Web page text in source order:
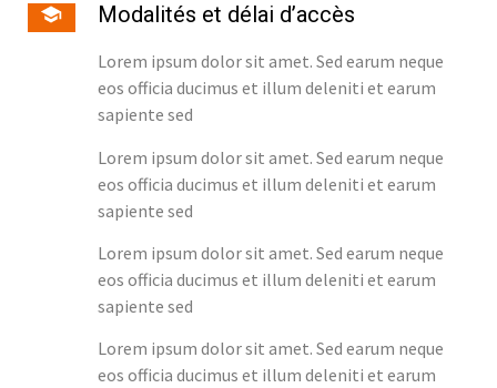
Modalités et délai d’accès
Lorem ipsum dolor sit amet. Sed earum neque
eos officia ducimus et illum deleniti et earum
sapiente sed
Lorem ipsum dolor sit amet. Sed earum neque
eos officia ducimus et illum deleniti et earum
sapiente sed
Lorem ipsum dolor sit amet. Sed earum neque
eos officia ducimus et illum deleniti et earum
sapiente sed
Lorem ipsum dolor sit amet. Sed earum neque
eos officia ducimus et illum deleniti et earum